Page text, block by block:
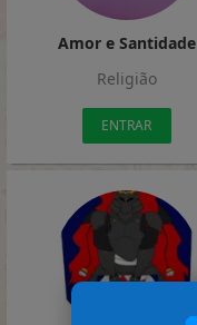
Amor e Santidade
Religião
ENTRAR